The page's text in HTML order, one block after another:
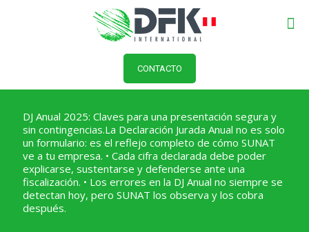
CONTACTO
DJ Anual 2025: Claves para una presentación segura y
sin contingencias.La Declaración Jurada Anual no es solo
un formulario: es el reflejo completo de cómo SUNAT
ve a tu empresa. • Cada cifra declarada debe poder
explicarse, sustentarse y defenderse ante una
fiscalización. • Los errores en la DJ Anual no siempre se
detectan hoy, pero SUNAT los observa y los cobra
después.